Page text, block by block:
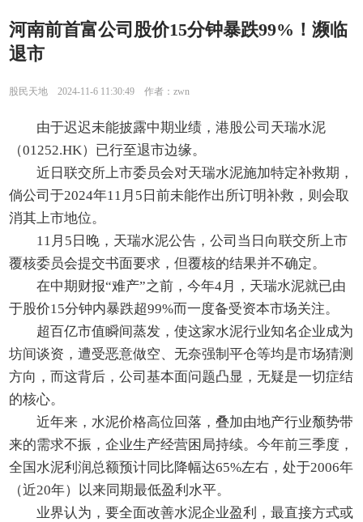
河南前首富公司股价15分钟暴跌99%！濒临
退市
股民天地 2024-11-6 11:30:49 作者：zwn
由于迟迟未能披露中期业绩，港股公司天瑞水泥
（01252.HK）已行至退市边缘。
近日联交所上市委员会对天瑞水泥施加特定补救期，
倘公司于2024年11月5日前未能作出所订明补救，则会取
消其上市地位。
11月5日晚，天瑞水泥公告，公司当日向联交所上市
覆核委员会提交书面要求，但覆核的结果并不确定。
在中期财报“难产”之前，今年4月，天瑞水泥就已由
于股价15分钟内暴跌超99%而一度备受资本市场关注。
超百亿市值瞬间蒸发，使这家水泥行业知名企业成为
坊间谈资，遭受恶意做空、无奈强制平仓等均是市场猜测
方向，而这背后，公司基本面问题凸显，无疑是一切症结
的核心。
近年来，水泥价格高位回落，叠加由地产行业颓势带
来的需求不振，企业生产经营困局持续。今年前三季度，
全国水泥利润总额预计同比降幅达65%左右，处于2006年
（近20年）以来同期最低盈利水平。
业界认为，要全面改善水泥企业盈利，最直接方式或